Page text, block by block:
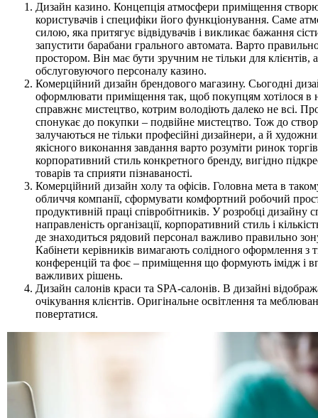
Дизайн казино. Концепція атмосфери приміщення
користувачів і специфіки його функціонування. Саме
силою, яка притягує відвідувачів і викликає бажання
запустити барабани грального автомата. Варто
простором. Він має бути зручним не тільки для клієнтів,
обслуговуючого персоналу казино.
Комерційний дизайн брендового магазину. Сьогодні
оформлювати приміщення так, щоб покупцям хотілося в
справжнє мистецтво, котрим володіють далеко не всі.
спонукає до покупки – подвійне мистецтво. Тож до
залучаються не тільки професійні дизайнери, а й
якісного виконання завдання варто розуміти ринок
корпоративний стиль конкретного бренду, вигідно
товарів та сприяти пізнаваності.
Комерційний дизайн холу та офісів. Головна мета в
обличчя компанії, сформувати комфортний робочий
продуктивній праці співробітників. У розробці дизайну
направленість організації, корпоративний стиль і
де знаходиться рядовий персонал важливо правильно
Кабінети керівників вимагають солідного оформлення з
конференцій та фоє – приміщення що формують імідж і
важливих рішень.
Дизайн салонів краси та SPA-салонів. В дизайні
очікування клієнтів. Оригінальне освітлення та
повертатися.